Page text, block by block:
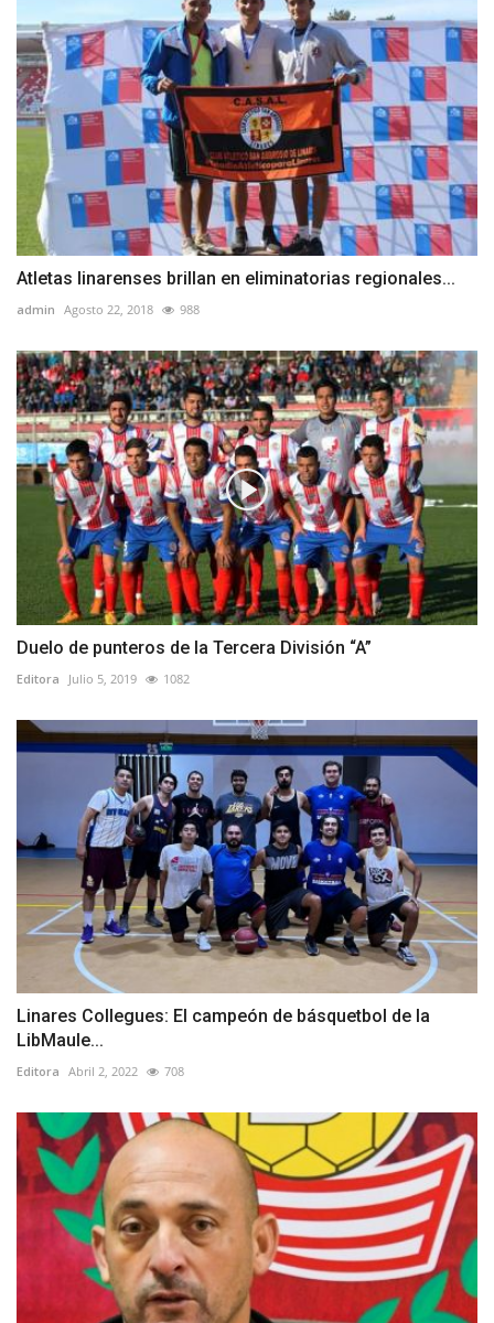
Atletas linarenses brillan en eliminatorias regionales...
admin Agosto 22, 2018 988
Duelo de punteros de la Tercera División “A”
Editora Julio 5, 2019 1082
Linares Collegues: El campeón de básquetbol de la
LibMaule...
Editora Abril 2, 2022 708